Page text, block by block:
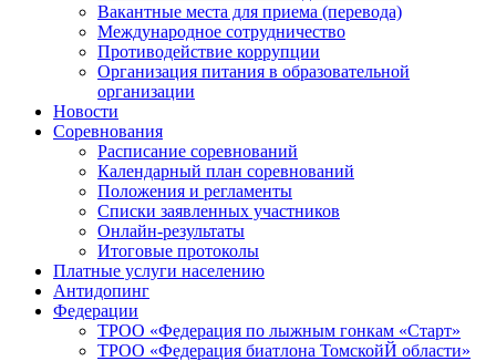
Вакантные места для приема (перевода)
Международное сотрудничество
Противодействие коррупции
Организация питания в образовательной
организации
Новости
Соревнования
Расписание соревнований
Календарный план соревнований
Положения и регламенты
Списки заявленных участников
Онлайн-результаты
Итоговые протоколы
Платные услуги населению
Антидопинг
Федерации
ТРОО «Федерация по лыжным гонкам «Старт»
ТРОО «Федерация биатлона ТомскойЙ области»